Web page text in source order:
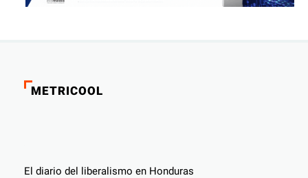
METRICOOL
El diario del liberalismo en Honduras